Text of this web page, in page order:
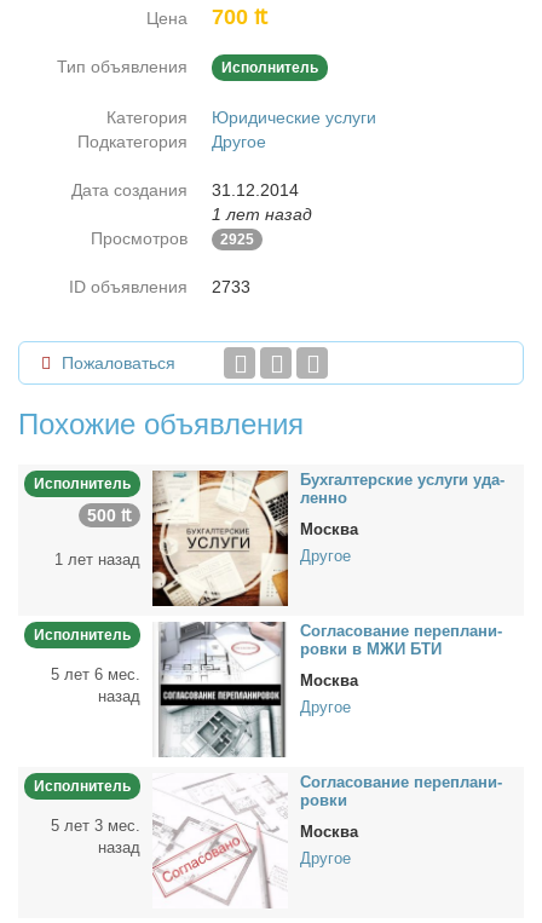
Цена 700 ₶
Тип объявления Исполнитель
Категория
Юридические услуги
Подкатегория
Другое
Дата создания
31.12.2014
1 лет назад
Просмотров
2925
ID объявления 2733
Пожаловаться
Похожие объявления
Исполнитель
500 ₶
1 лет назад
Бух­гал­тер­ские услу­ги уда­
лен­но
Москва
Другое
Исполнитель
5 лет 6 мес.
назад
Со­гла­со­ва­ние пе­ре­пла­ни­
ров­ки в МЖИ БТИ
Москва
Другое
Исполнитель
5 лет 3 мес.
назад
Со­гла­со­ва­ние пе­ре­пла­ни­
ров­ки
Москва
Другое